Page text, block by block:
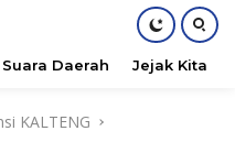
Suara Daerah Jejak Kita
KALTENG